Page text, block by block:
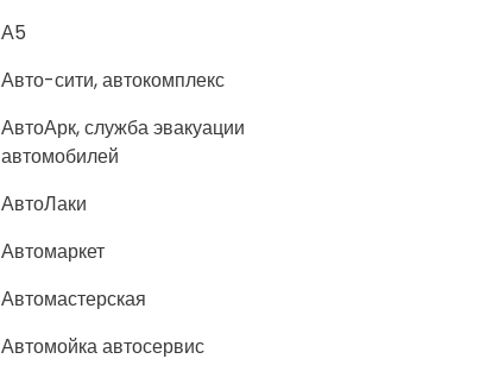
А5
Авто-сити, автокомплекс
АвтоАрк, служба эвакуации
автомобилей
АвтоЛаки
Автомаркет
Автомастерская
Автомойка автосервис